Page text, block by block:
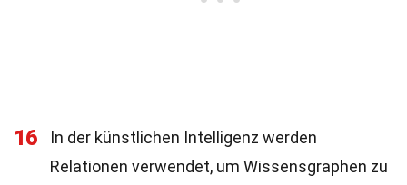
16
In der künstlichen Intelligenz werden
Relationen verwendet, um Wissensgraphen zu